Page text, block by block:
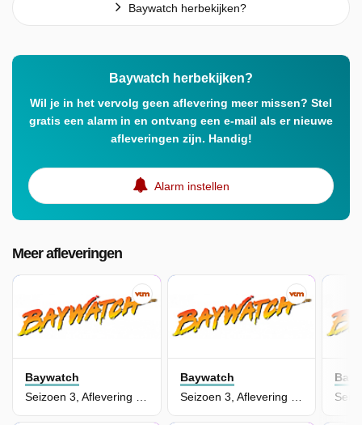
Baywatch herbekijken?
Baywatch herbekijken?
Wil je in het vervolg geen aflevering meer missen? Stel
gratis een alarm in en ontvang een e-mail als er nieuwe
afleveringen zijn. Handig!
Alarm instellen
Meer afleveringen
Baywatch
Seizoen 3, Aflevering 22 - Fatal Exchange
Baywatch
Seizoen 3, Aflevering 16 - Vacation II